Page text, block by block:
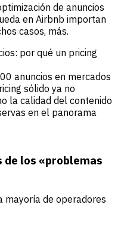
de anuncios
en Airbnb importan
casos, más.
por qué un pricing
anuncios en mercados
sólido ya no
la calidad del contenido
en el panorama
de los «problemas
mayoría de operadores